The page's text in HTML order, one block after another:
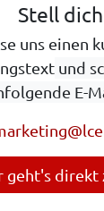
Stell
uns einen
und
E-
geht's direkt